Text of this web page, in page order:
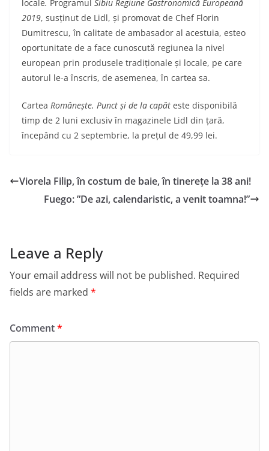
locale. Programul Sibiu Regiune Gastronomică Europeană
2019, susținut de Lidl, și promovat de Chef Florin
Dumitrescu, în calitate de ambasador al acestuia, esteo
oportunitate de a face cunoscută regiunea la nivel
european prin produsele tradiționale și locale, pe care
autorul le-a înscris, de asemenea, în cartea sa.
Cartea Românește. Punct și de la capăt este disponibilă
timp de 2 luni exclusiv în magazinele Lidl din țară,
începând cu 2 septembrie, la prețul de 49,99 lei.
Viorela Filip, în costum de baie, în tinerețe la 38 ani!
Fuego: ”De azi, calendaristic, a venit toamna!”
Leave a Reply
Your email address will not be published. Required
fields are marked *
Comment*